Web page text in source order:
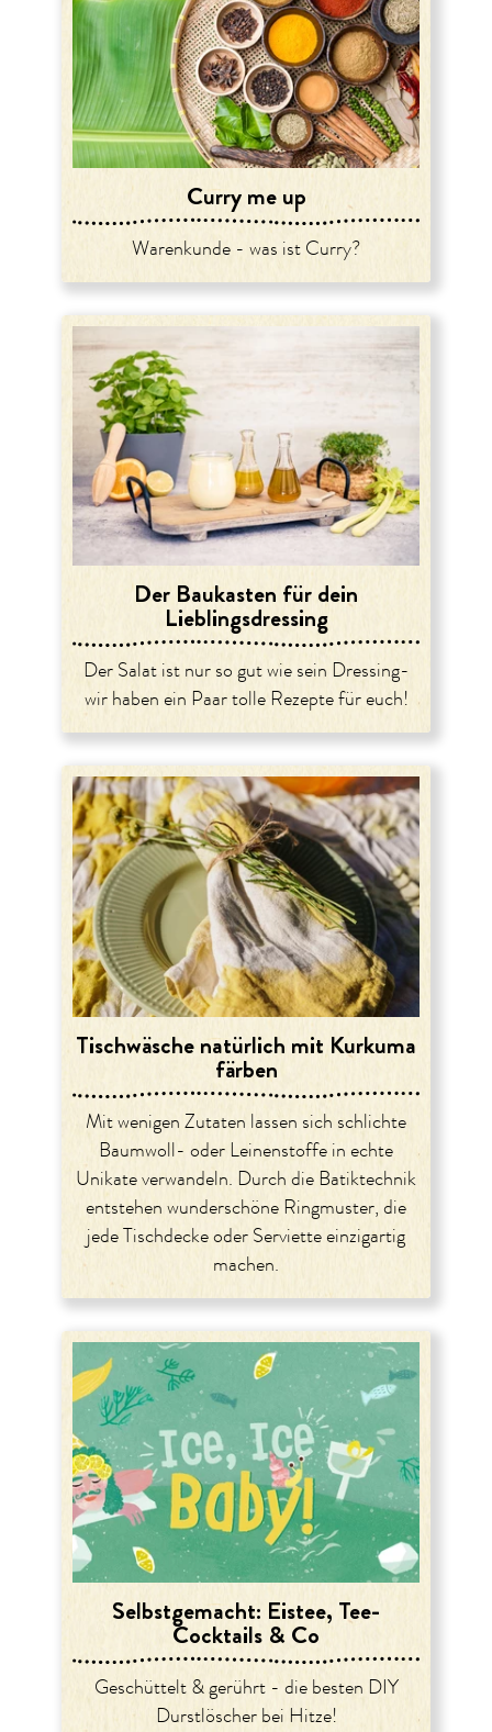
Curry me up
Warenkunde - was ist Curry?
Der Baukasten für dein
Lieblingsdressing
Der Salat ist nur so gut wie sein Dressing-
wir haben ein Paar tolle Rezepte für euch!
Tischwäsche natürlich mit Kurkuma
färben
Mit wenigen Zutaten lassen sich schlichte
Baumwoll- oder Leinenstoffe in echte
Unikate verwandeln. Durch die Batiktechnik
entstehen wunderschöne Ringmuster, die
jede Tischdecke oder Serviette einzigartig
machen.
Selbstgemacht: Eistee, Tee-
Cocktails & Co
Geschüttelt & gerührt - die besten DIY
Durstlöscher bei Hitze!